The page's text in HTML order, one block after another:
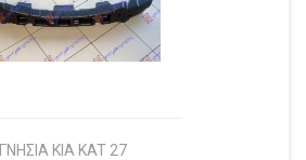
ΓΝΗΣΙΑ KIA KAT 27